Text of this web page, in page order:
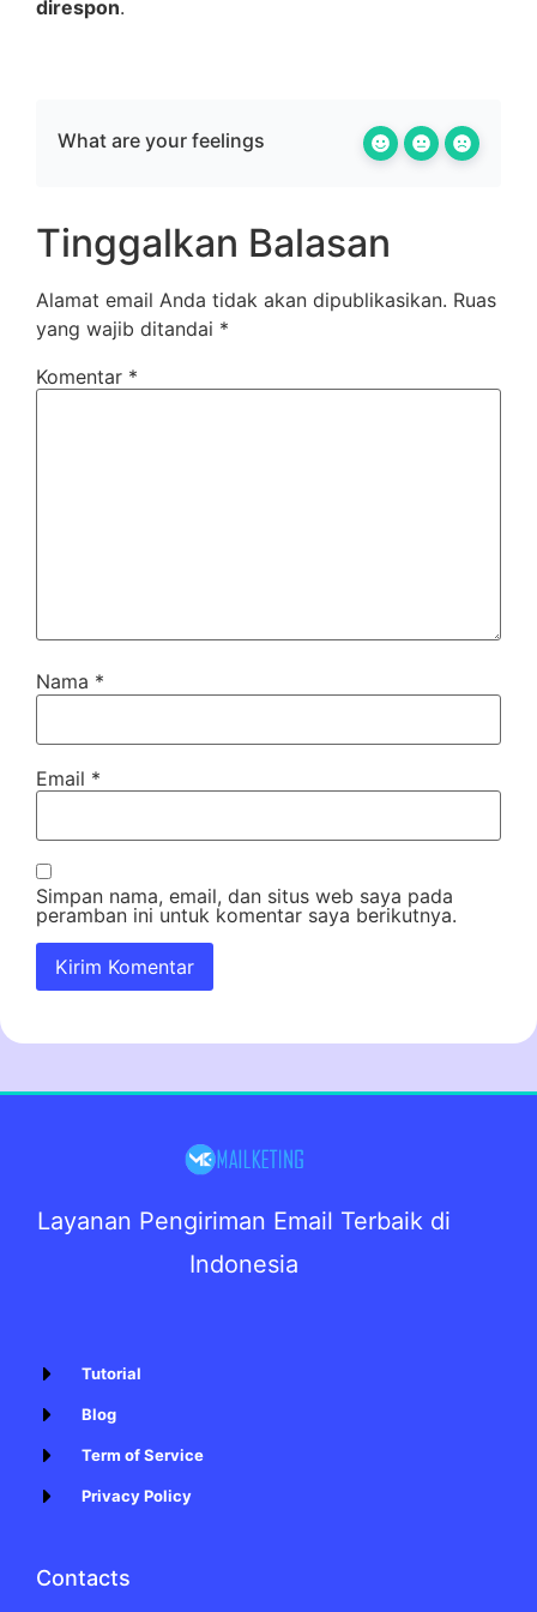
direspon.
What are your feelings
Tinggalkan Balasan
Alamat email Anda tidak akan dipublikasikan. Ruas
yang wajib ditandai *
Komentar *
Nama *
Email *
Simpan nama, email, dan situs web saya pada
peramban ini untuk komentar saya berikutnya.
Layanan Pengiriman Email Terbaik di
Indonesia
Tutorial
Blog
Term of Service
Privacy Policy
Contacts